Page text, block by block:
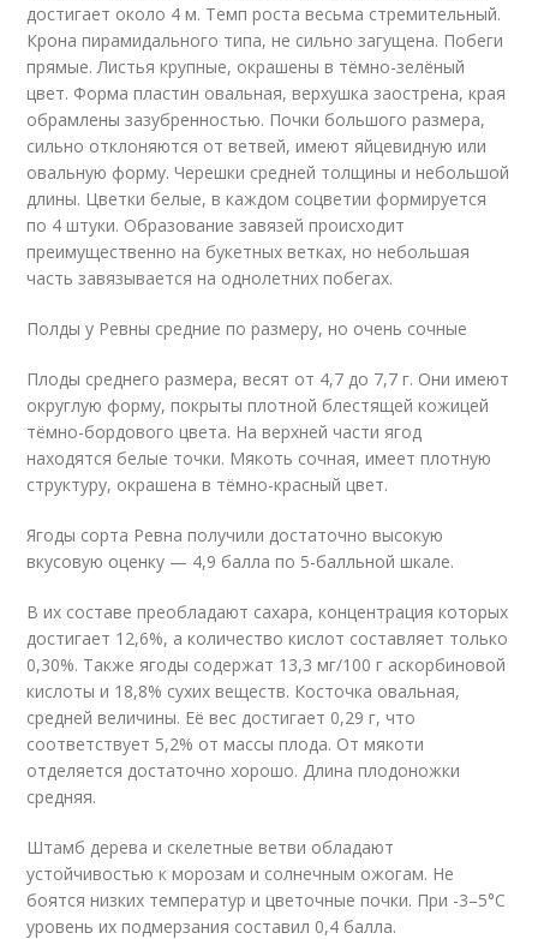
достигает около 4 м. Темп роста весьма стремительный.
Крона пирамидального типа, не сильно загущена. Побеги
прямые. Листья крупные, окрашены в тёмно-зелёный
цвет. Форма пластин овальная, верхушка заострена, края
обрамлены зазубренностью. Почки большого размера,
сильно отклоняются от ветвей, имеют яйцевидную или
овальную форму. Черешки средней толщины и небольшой
длины. Цветки белые, в каждом соцветии формируется
по 4 штуки. Образование завязей происходит
преимущественно на букетных ветках, но небольшая
часть завязывается на однолетних побегах.
Полды у Ревны средние по размеру, но очень сочные
Плоды среднего размера, весят от 4,7 до 7,7 г. Они имеют
округлую форму, покрыты плотной блестящей кожицей
тёмно-бордового цвета. На верхней части ягод
находятся белые точки. Мякоть сочная, имеет плотную
структуру, окрашена в тёмно-красный цвет.
Ягоды сорта Ревна получили достаточно высокую
вкусовую оценку — 4,9 балла по 5-балльной шкале.
В их составе преобладают сахара, концентрация которых
достигает 12,6%, а количество кислот составляет только
0,30%. Также ягоды содержат 13,3 мг/100 г аскорбиновой
кислоты и 18,8% сухих веществ. Косточка овальная,
средней величины. Её вес достигает 0,29 г, что
соответствует 5,2% от массы плода. От мякоти
отделяется достаточно хорошо. Длина плодоножки
средняя.
Штамб дерева и скелетные ветви обладают
устойчивостью к морозам и солнечным ожогам. Не
боятся низких температур и цветочные почки. При -3–5°С
уровень их подмерзания составил 0,4 балла.